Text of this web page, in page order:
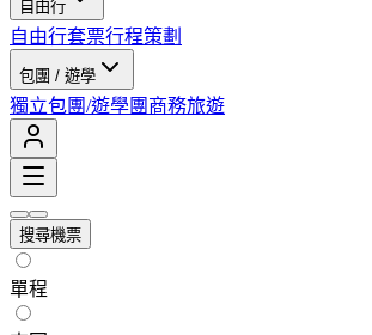
自由行
自由行套票行程策劃
包團 / 遊學
獨立包團/遊學團 商務旅遊
搜尋機票
單程